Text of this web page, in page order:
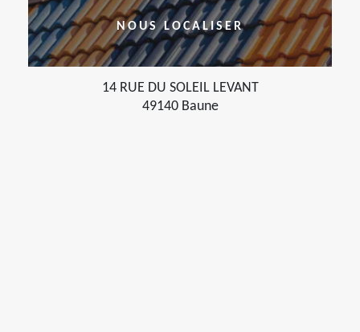
NOUS LOCALISER
14 RUE DU SOLEIL LEVANT
49140 Baune